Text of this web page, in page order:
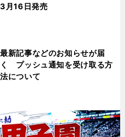
3月16日発売
最新記事などのお知らせが届
く プッシュ通知を受け取る方
法について